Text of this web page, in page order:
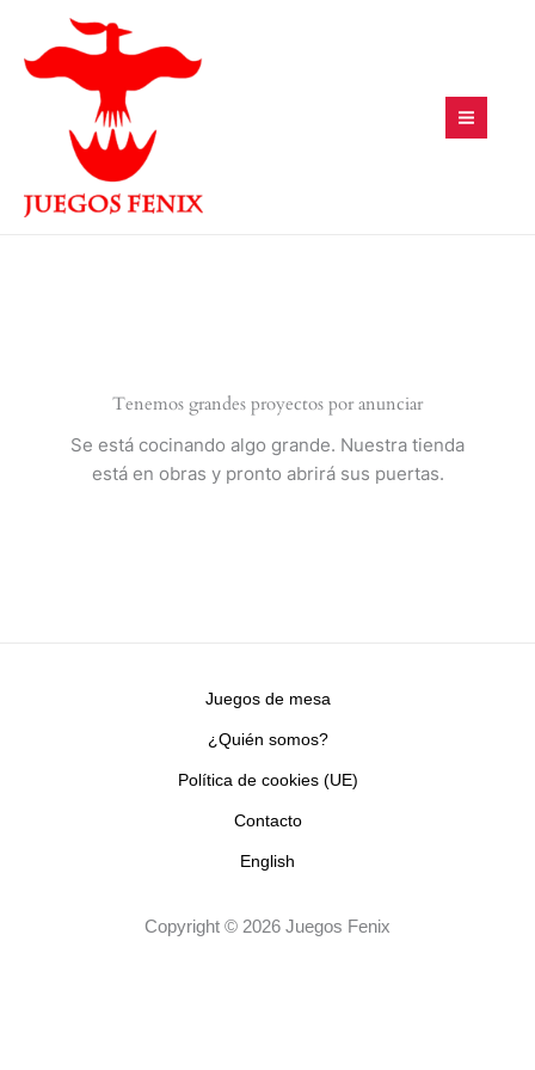
contenido
Tenemos grandes proyectos por anunciar
Se está cocinando algo grande. Nuestra tienda
está en obras y pronto abrirá sus puertas.
Juegos de mesa
¿Quién somos?
Política de cookies (UE)
Contacto
English
Copyright © 2026 Juegos Fenix